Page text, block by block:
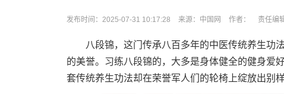
发布时间：2025-07-31 10:17:28 来源：中国网 作者： 责任编
八段锦，这门传承八百多年的中医传统养生功
的美誉。习练八段锦的，大多是身体健全的健身爱
套传统养生功法却在荣誉军人们的轮椅上绽放出别样